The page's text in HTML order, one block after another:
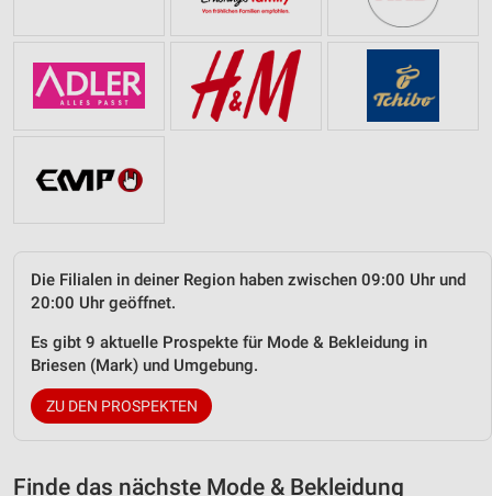
Die Filialen in deiner Region haben zwischen 09:00 Uhr und
20:00 Uhr geöffnet.
Es gibt 9 aktuelle Prospekte für Mode & Bekleidung in
Briesen (Mark) und Umgebung.
ZU DEN PROSPEKTEN
Finde das nächste Mode & Bekleidung